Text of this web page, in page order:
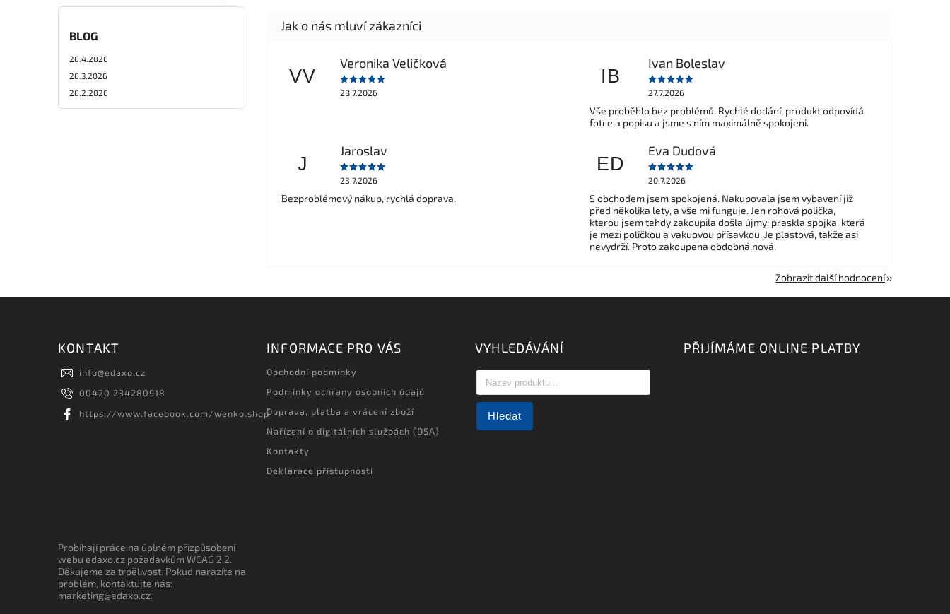
BLOG
26.4.2026
26.3.2026
26.2.2026
VV
Veronika Veličková
28.7.2026
IB
Ivan Boleslav
27.7.2026
Vše proběhlo bez problémů. Rychlé dodání, produkt odpovídá
fotce a popisu a jsme s ním maximálně spokojeni.
J
Jaroslav
23.7.2026
Bezproblémový nákup, rychlá doprava.
ED
Eva Dudová
20.7.2026
S obchodem jsem spokojená. Nakupovala jsem vybavení již
před několika lety, a vše mi funguje. Jen rohová polička,
kterou jsem tehdy zakoupila došla újmy: praskla spojka, která
je mezi poličkou a vakuovou přísavkou. Je plastová, takže asi
nevydrží. Proto zakoupena obdobná,nová.
Zobrazit další hodnocení
KONTAKT
info@edaxo.cz
00420 234280918
https://www.facebook.com/wenko.shop
INFORMACE PRO VÁS
Obchodní podmínky
Podmínky ochrany osobních údajů
Doprava, platba a vrácení zboží
Nařízení o digitálních službách (DSA)
Kontakty
Deklarace přístupnosti
VYHLEDÁVÁNÍ
Hledat
PŘIJÍMÁME ONLINE PLATBY
Probíhají práce na úplném přizpůsobení
webu edaxo.cz požadavkům WCAG 2.2.
Děkujeme za trpělivost. Pokud narazíte na
problém, kontaktujte nás:
marketing@edaxo.cz.